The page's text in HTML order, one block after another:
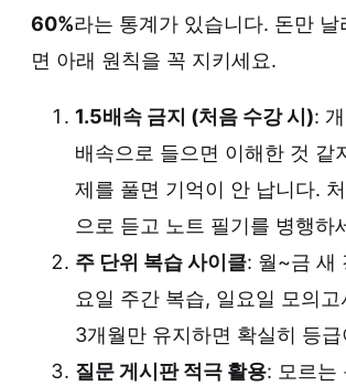
60%라는 통계가 있습니다. 돈만 날
면 아래 원칙을 꼭 지키세요.
1.5배속 금지 (처음 수강 시):
배속으로 들으면 이해한 것 같
제를 풀면 기억이 안 납니다.
으로 듣고 노트 필기를 병행하
주 단위 복습 사이클: 월~금 새
요일 주간 복습, 일요일 모의
3개월만 유지하면 확실히 등
질문 게시판 적극 활용: 모르는